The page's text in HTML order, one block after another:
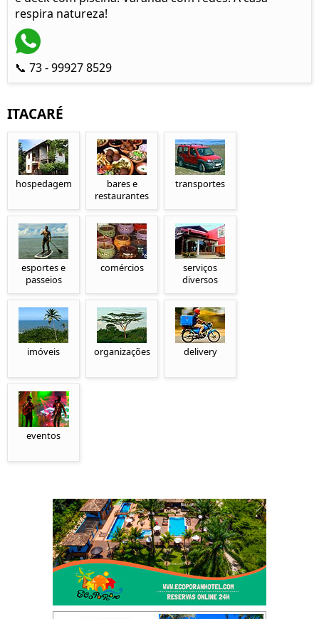
respira natureza!
📞 73 - 99927 8529
ITACARÉ
hospedagem
bares e
restaurantes
transportes
esportes e
passeios
comércios
serviços
diversos
imóveis organizações delivery
eventos